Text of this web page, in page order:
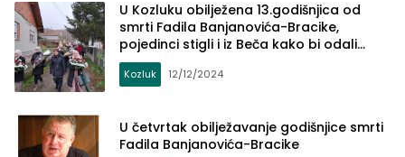
U Kozluku obilježena 13.godišnjica od
smrti Fadila Banjanovića-Bracike,
pojedinci stigli i iz Beča kako bi odali
počast
Kozluk 12/12/2024
U četvrtak obilježavanje godišnjice smrti
Fadila Banjanovića-Bracike